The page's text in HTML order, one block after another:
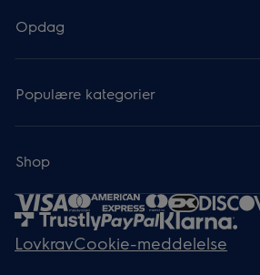
Opdag
Populære kategorier
Shop
LovkravCookie-meddelelse